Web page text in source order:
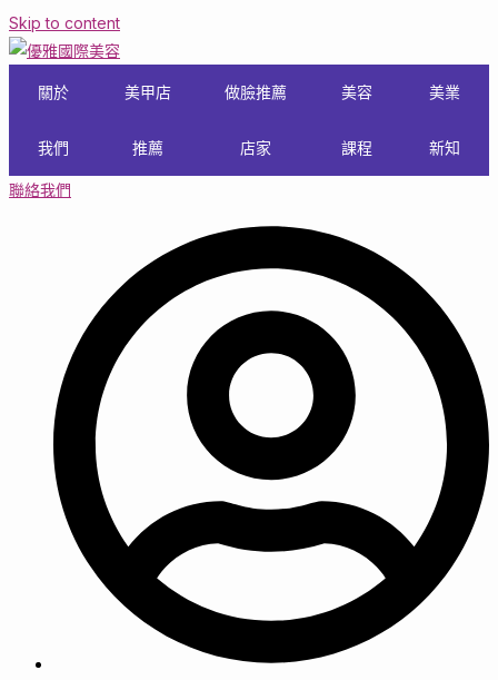
Skip to content
關於
我們
美甲店
推薦
做臉推薦
店家
美容
課程
美業
新知
聯絡我們